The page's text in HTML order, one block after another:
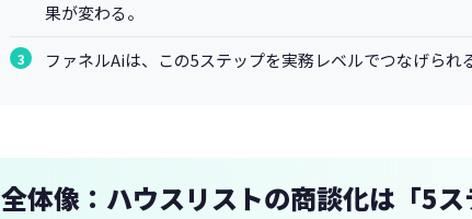
果が変わる。
ファネルAiは、この5ステップを実務レベルでつなげられ
全体像：ハウスリストの商談化は「5